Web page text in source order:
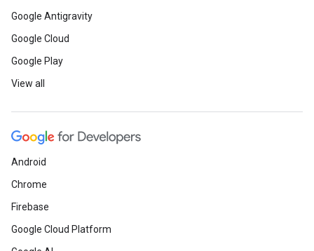
Google Antigravity
Google Cloud
Google Play
View all
Android
Chrome
Firebase
Google Cloud Platform